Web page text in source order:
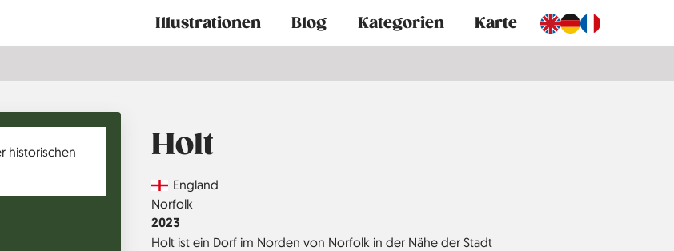
Main
navigation
Illustrationen Blog Kategorien Karte
Holt
CountryEngland
Region
Norfolk
Jahr
2023
Holt ist ein Dorf im Norden von Norfolk in der Nähe der Stadt